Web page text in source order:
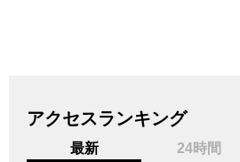
アクセスランキング
最新 24時間